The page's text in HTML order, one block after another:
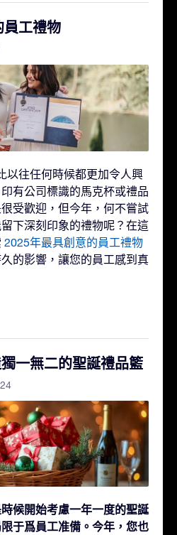
員工禮物
以往任何時候都更加令人興
有公司標識的馬克杯或禮品
受歡迎，但今年，何不嘗試
下深刻印象的禮物呢？在這
2025年最具創意的員工禮物
的影響，讓您的員工感到真
一無二的聖誕禮品籃
候開始考慮一年一度的聖誕
于爲員工准備。今年，您也